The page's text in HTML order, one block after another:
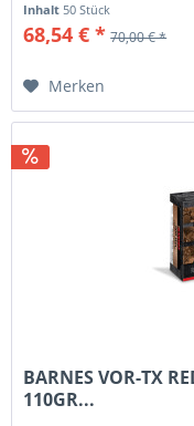
Inhalt50 Stück
68,54 € * 70,00 € *
Merken
BARNES VOR-TX
110GR...